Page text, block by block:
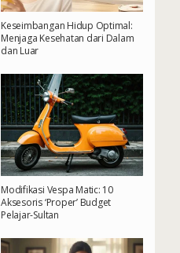
Keseimbangan Hidup Optimal:
Menjaga Kesehatan dari Dalam
dan Luar
Modifikasi Vespa Matic: 10
Aksesoris ‘Proper’ Budget
Pelajar-Sultan